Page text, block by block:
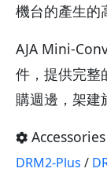
機台的產生的
AJA Mini-
件，提供完整
購週邊，架建
Accessories
DRM2-Plus /